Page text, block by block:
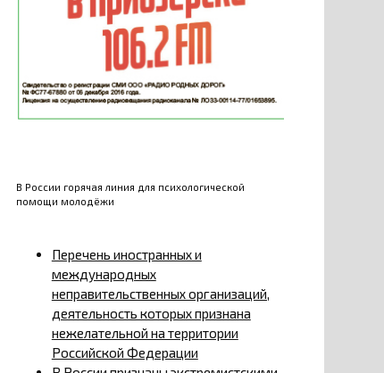
В России горячая линия для психологической
помощи молодёжи
Перечень иностранных и
международных
неправительственных организаций,
деятельность которых признана
нежелательной на территории
Российской Федерации